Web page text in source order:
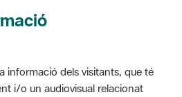
informació dels visitants, que té
i/o un audiovisual relacionat